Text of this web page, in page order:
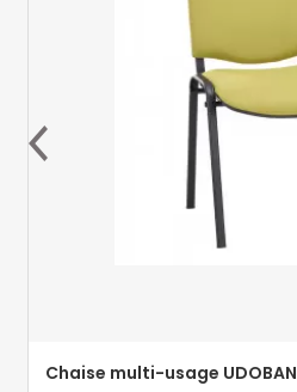
Chaise multi-usage UDOBAN